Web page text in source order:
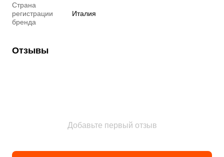
Страна
регистрации
бренда
Италия
Отзывы
Добавьте первый отзыв